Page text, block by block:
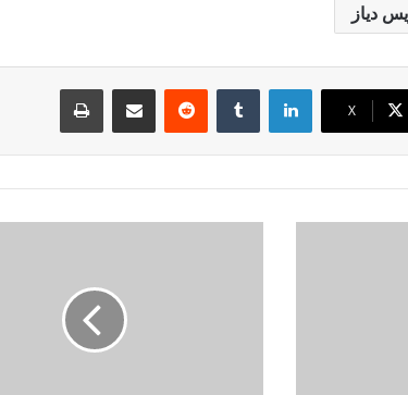
دياز
‫X
لينكدإن مشاركة عبر البريد طباعة